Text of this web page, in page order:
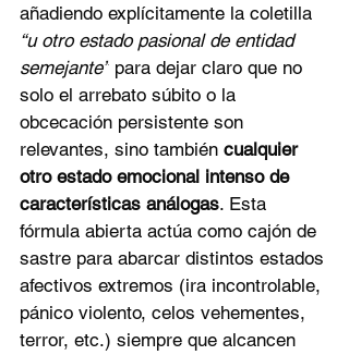
añadiendo explícitamente la coletilla
“u otro estado pasional de entidad
semejante” para dejar claro que no
solo el arrebato súbito o la
obcecación persistente son
relevantes, sino también cualquier
otro estado emocional intenso de
características análogas. Esta
fórmula abierta actúa como cajón de
sastre para abarcar distintos estados
afectivos extremos (ira incontrolable,
pánico violento, celos vehementes,
terror, etc.) siempre que alcancen